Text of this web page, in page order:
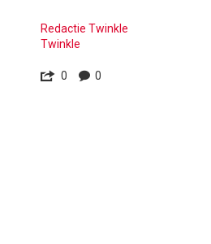
Redactie Twinkle
Twinkle
0 0